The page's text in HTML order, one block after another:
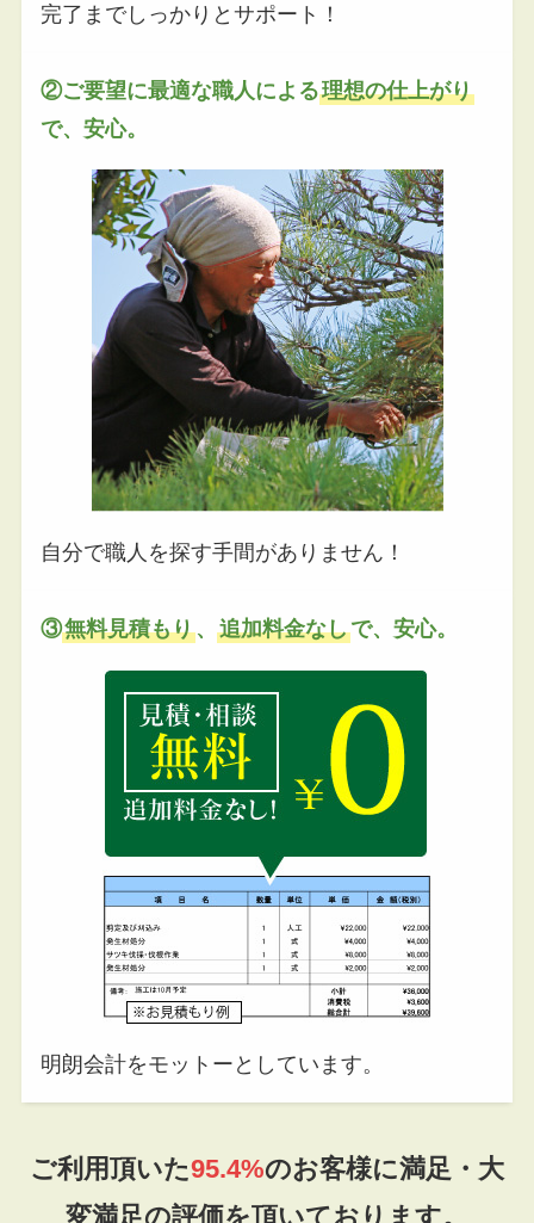
完了までしっかりとサポート！
②ご要望に最適な職人による理想の仕上がり
で、安心。
自分で職人を探す手間がありません！
③無料見積もり、追加料金なしで、安心。
明朗会計をモットーとしています。
ご利用頂いた95.4%のお客様に満足・大
変満足の評価を頂いております。